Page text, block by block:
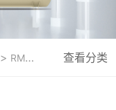
> RM185-315kW 全新微油 查看分类